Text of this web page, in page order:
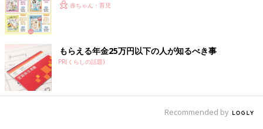
赤ちゃん・育児
もらえる年金25万円以下の人が知るべき事
PR(くらしの話題)
Recommended by